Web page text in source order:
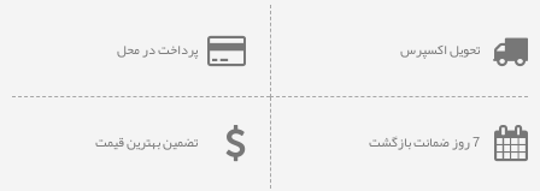
تحویل اکسپرس پرداخت در محل
7 روز ضمانت بازگشت تضمین بهترین قیمت